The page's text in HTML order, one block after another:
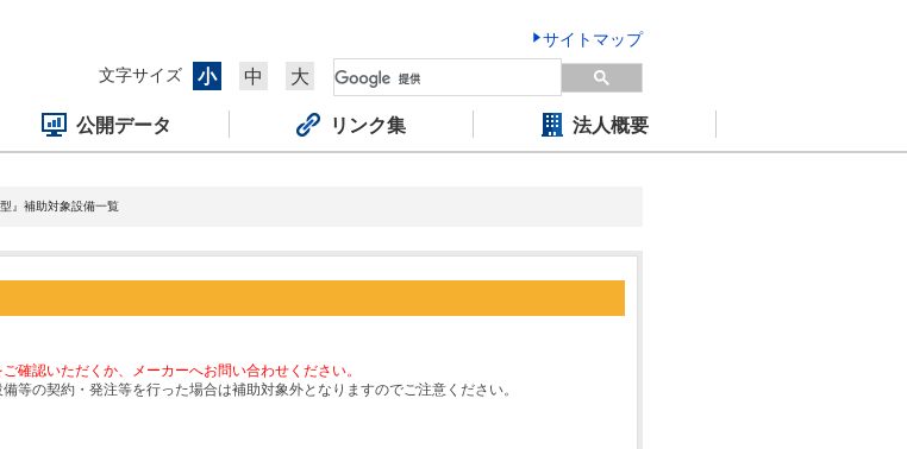
サイトマップ
文字サイズ
小 中 大
公開データ リンク集 法人概要
』補助対象設備一覧
確認いただくか、メーカーへお問い合わせください。
等の契約・発注等を行った場合は補助対象外となりますのでご注意ください。